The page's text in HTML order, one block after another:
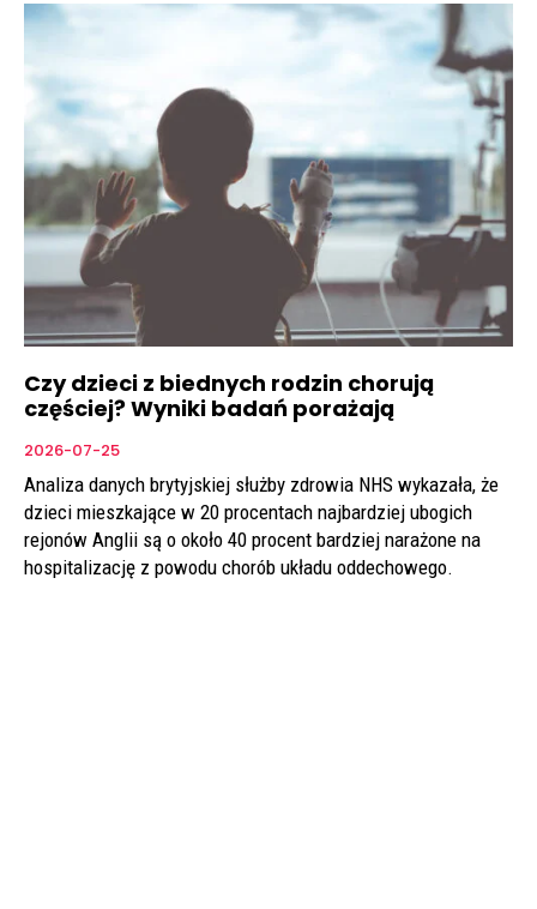
Czy dzieci z biednych rodzin chorują
częściej? Wyniki badań porażają
2026-07-25
Analiza danych brytyjskiej służby zdrowia NHS wykazała, że
dzieci mieszkające w 20 procentach najbardziej ubogich
rejonów Anglii są o około 40 procent bardziej narażone na
hospitalizację z powodu chorób układu oddechowego.